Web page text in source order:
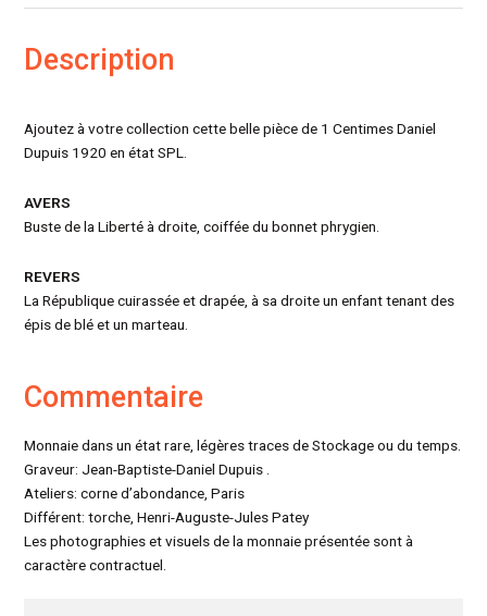
Description
Ajoutez à votre collection cette belle pièce de 1 Centimes Daniel
Dupuis 1920 en état SPL.
AVERS
Buste de la Liberté à droite, coiffée du bonnet phrygien.
REVERS
La République cuirassée et drapée, à sa droite un enfant tenant des
épis de blé et un marteau.
Commentaire
Monnaie dans un état rare, légères traces de Stockage ou du temps.
Graveur: Jean-Baptiste-Daniel Dupuis .
Ateliers: corne d’abondance, Paris
Différent: torche, Henri-Auguste-Jules Patey
Les photographies et visuels de la monnaie présentée sont à
caractère contractuel.